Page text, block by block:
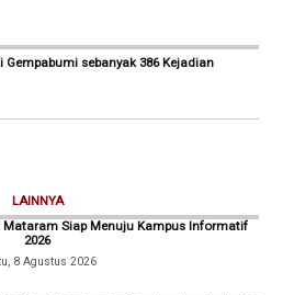
Gempabumi sebanyak 386 Kejadian
LAINNYA
Mataram Siap Menuju Kampus Informatif
2026
8 Agustus 2026